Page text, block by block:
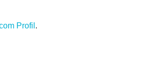
Profil .